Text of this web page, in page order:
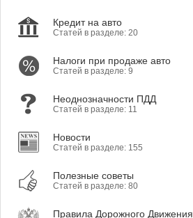
Кредит на авто
Статей в разделе: 20
Налоги при продаже авто
Статей в разделе: 9
Неоднозначности ПДД
Статей в разделе: 11
Новости
Статей в разделе: 155
Полезные советы
Статей в разделе: 80
Правила Дорожного Движения